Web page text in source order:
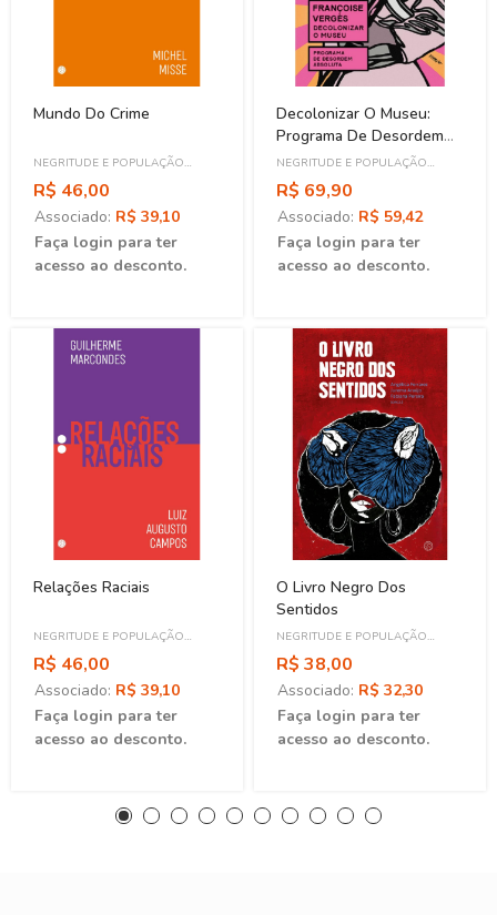
Mundo Do Crime
NEGRITUDE E POPULAÇÃO
NEGRA
R$ 46,00
Associado: R$ 39,10
Faça login para ter
acesso ao desconto.
Relações Raciais
NEGRITUDE E POPULAÇÃO
NEGRA
R$ 46,00
Associado: R$ 39,10
Faça login para ter
acesso ao desconto.
Decolonizar O Museu:
Programa De Desordem
Absoluta
NEGRITUDE E POPULAÇÃO
NEGRA
R$ 69,90
Associado: R$ 59,42
Faça login para ter
acesso ao desconto.
O Livro Negro Dos
Sentidos
NEGRITUDE E POPULAÇÃO
NEGRA
R$ 38,00
Associado: R$ 32,30
Faça login para ter
acesso ao desconto.